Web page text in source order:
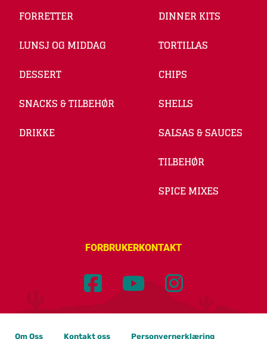
FORRETTER
LUNSJ OG MIDDAG
DESSERT
SNACKS & TILBEHØR
DRIKKE
DINNER KITS
TORTILLAS
CHIPS
SHELLS
SALSAS & SAUCES
TILBEHØR
SPICE MIXES
FORBRUKERKONTAKT
Om Oss Kontakt oss Personvernerklæring